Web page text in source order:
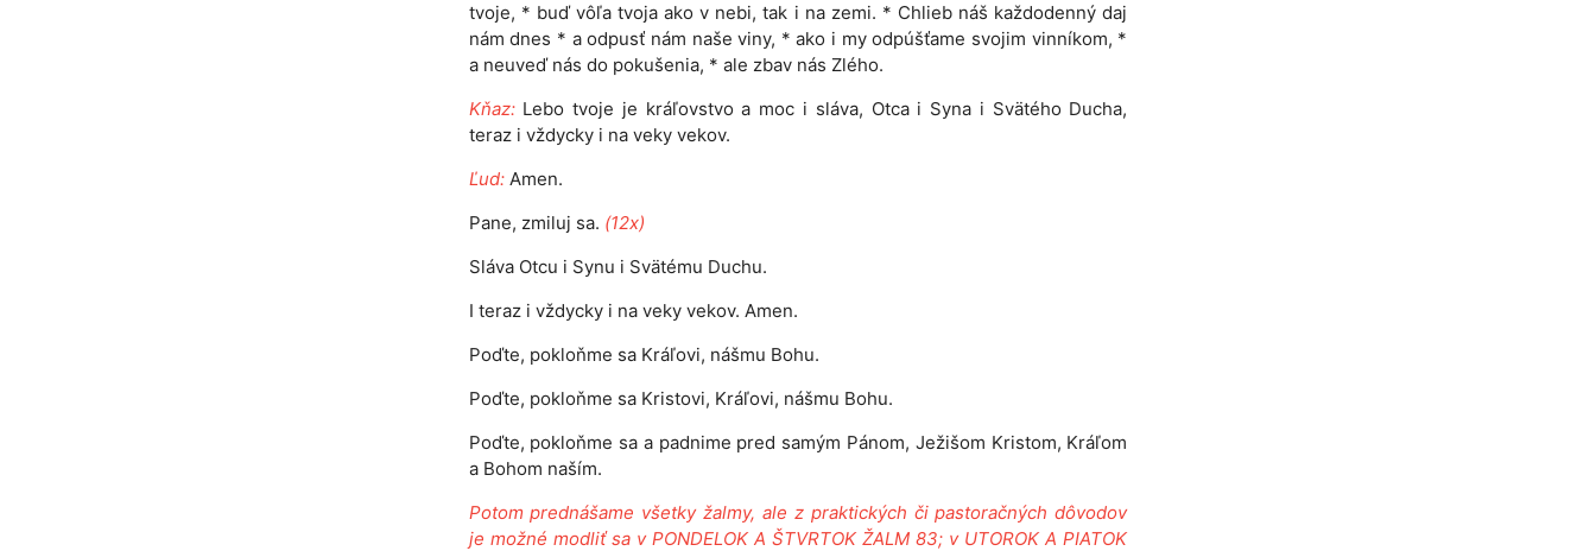
tvoje, * buď vôľa tvoja ako v nebi, tak i na zemi. * Chlieb náš každodenný daj
nám dnes * a odpusť nám naše viny, * ako i my odpúšťame svojim vinníkom, *
a neuveď nás do pokušenia, * ale zbav nás Zlého.
Kňaz:Lebo tvoje je kráľovstvo a moc i sláva, Otca i Syna i Svätého Ducha,
teraz i vždycky i na veky vekov.
Ľud:Amen.
Pane, zmiluj sa. (12x)
Sláva Otcu i Synu i Svätému Duchu.
I teraz i vždycky i na veky vekov. Amen.
Poďte, pokloňme sa Kráľovi, nášmu Bohu.
Poďte, pokloňme sa Kristovi, Kráľovi, nášmu Bohu.
Poďte, pokloňme sa a padnime pred samým Pánom, Ježišom Kristom, Kráľom
a Bohom naším.
Potom prednášame všetky žalmy, ale z praktických či pastoračných dôvodov
je možné modliť sa v PONDELOK A ŠTVRTOK ŽALM 83; v UTOROK A PIATOK